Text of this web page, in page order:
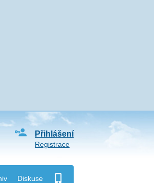
Diskuse
Přihlášení
Registrace